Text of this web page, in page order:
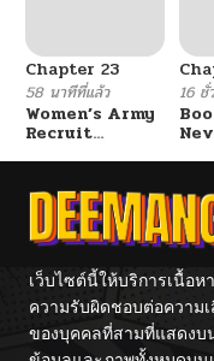
Chapter 23
58 นาทีที่แล้ว
Women’s Army
Recruit
16 ชั่
เว็บไซต์นี้ให้บริการเนื้อ
ความรับผิดชอบต่อความ
ของบุคคลที่สามที่แสดงบ